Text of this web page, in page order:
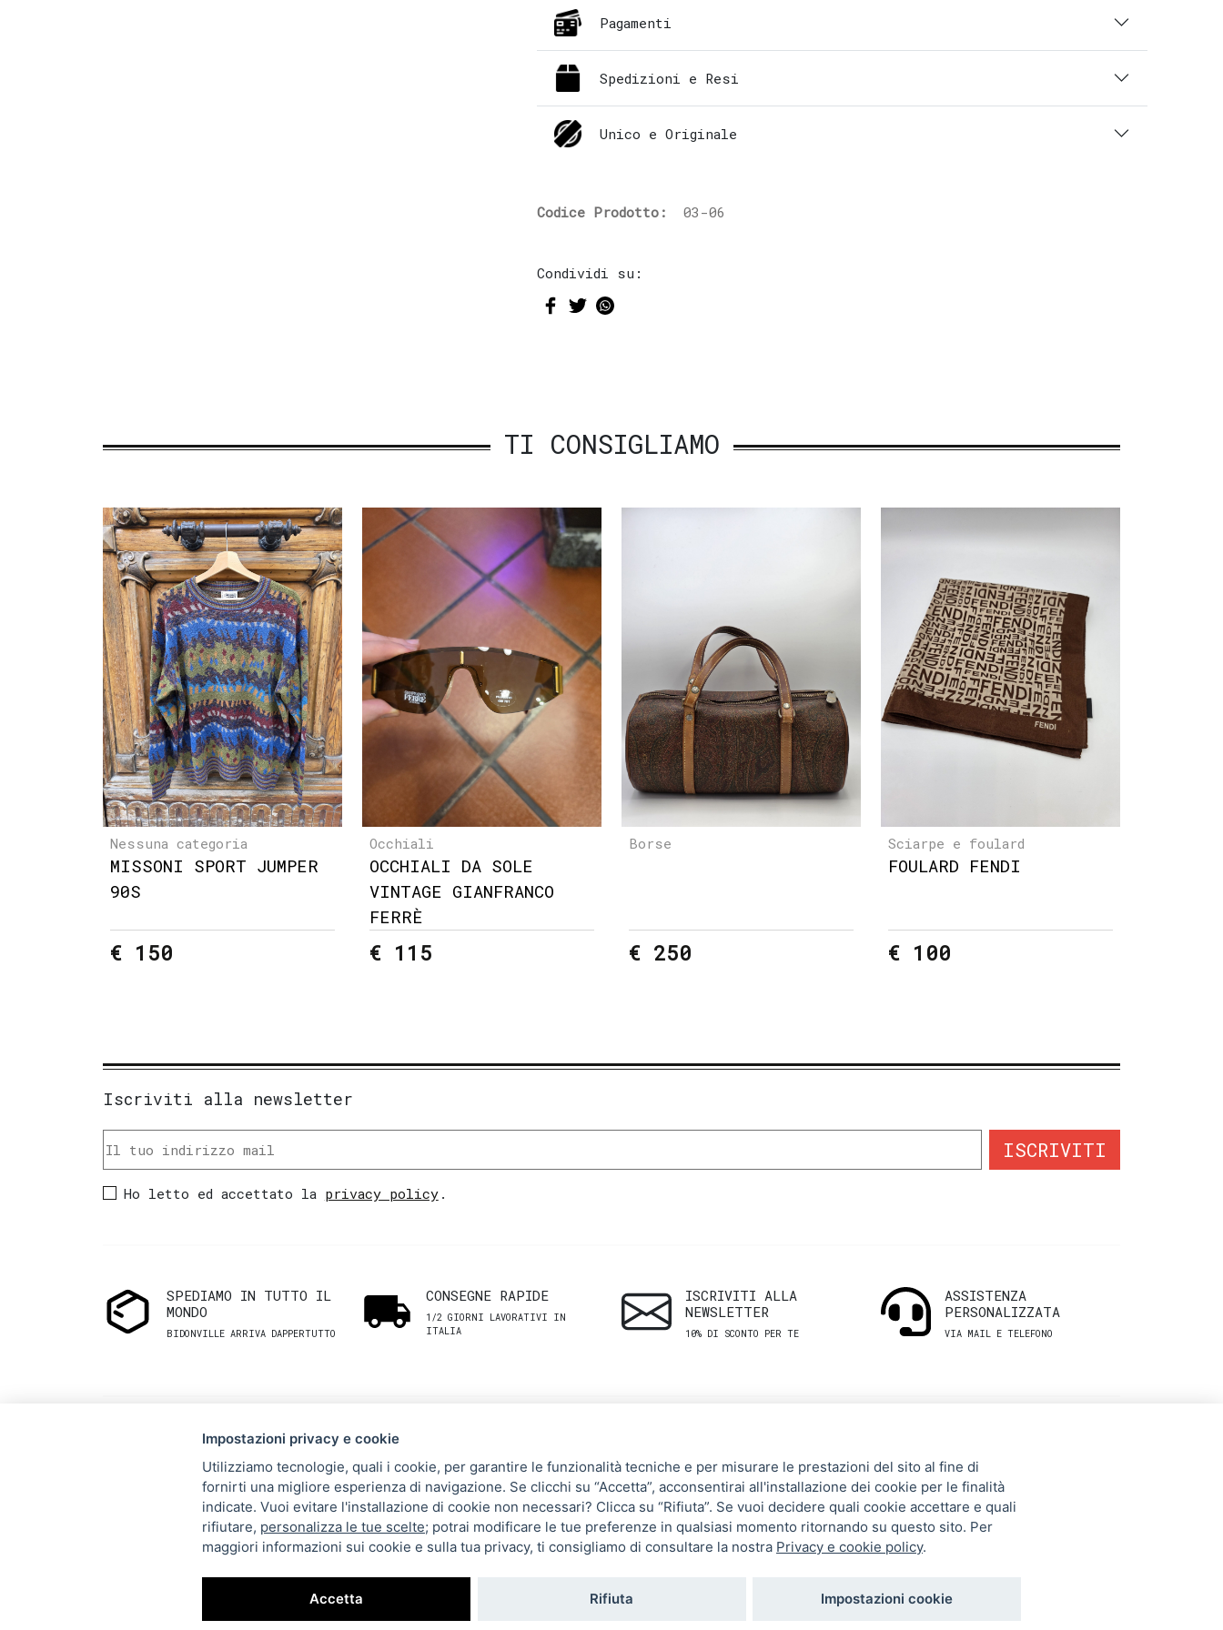
Pagamenti
Spedizioni e Resi
Unico e Originale
Codice Prodotto: 03-06
Condividi su:
TI CONSIGLIAMO
Nessuna categoria
MISSONI SPORT JUMPER
90S
€ 150
Occhiali
OCCHIALI DA SOLE
VINTAGE GIANFRANCO
FERRÈ
€ 115
Borse
€ 250
Sciarpe e foulard
FOULARD FENDI
€ 100
Iscriviti alla newsletter
ISCRIVITI
Ho letto ed accettato la privacy policy.
SPEDIAMO IN TUTTO IL
MONDO
BIDONVILLE ARRIVA DAPPERTUTTO
CONSEGNE RAPIDE
1/2 GIORNI LAVORATIVI IN
ITALIA
ISCRIVITI ALLA
NEWSLETTER
10% DI SCONTO PER TE
ASSISTENZA
PERSONALIZZATA
VIA MAIL E TELEFONO
Via Melo 224/a, Bari, Italy,
+39 080 990 5699
P.IVA: 05921860721
Uomo
Donna
Brand
Tutti i prodotti
CLIENTI
Termini e Condizioni
Spedizioni e resi
Privacy Policy
UTILI
Storia
Gift Card
Impostazioni privacy e cookie
Utilizziamo tecnologie, quali i cookie, per garantire le funzionalità tecniche e per misurare le prestazioni del sito al fine di
fornirti una migliore esperienza di navigazione. Se clicchi su “Accetta”, acconsentirai all'installazione dei cookie per le finalità
indicate. Vuoi evitare l'installazione di cookie non necessari? Clicca su “Rifiuta”. Se vuoi decidere quali cookie accettare e quali
rifiutare, personalizza le tue scelte; potrai modificare le tue preferenze in qualsiasi momento ritornando su questo sito. Per
maggiori informazioni sui cookie e sulla tua privacy, ti consigliamo di consultare la nostra Privacy e cookie policy.
Accetta Rifiuta Impostazioni cookie